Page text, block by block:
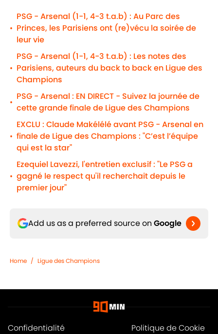
•
PSG - Arsenal (1-1, 4-3 t.a.b) : Au Parc des
Princes, les Parisiens ont (re)vécu la soirée de
leur vie
•
PSG - Arsenal (1-1, 4-3 t.a.b) : Les notes des
Parisiens, auteurs du back to back en Ligue des
Champions
•
PSG - Arsenal : EN DIRECT - Suivez la journée de
cette grande finale de Ligue des Champions
•
EXCLU : Claude Makélélé avant PSG - Arsenal en
finale de Ligue des Champions : "C’est l’équipe
qui est la star"
•
Ezequiel Lavezzi, l'entretien exclusif : "Le PSG a
gagné le respect qu'il recherchait depuis le
premier jour"
Add us as a preferred source on Google
Home / Ligue des Champions
Confidentialité Politique de Cookie